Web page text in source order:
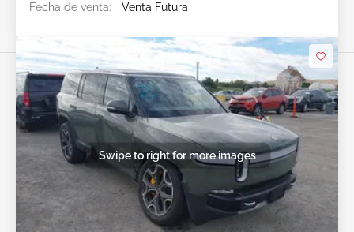
Fecha de venta:
Venta Futura
Swipe to right for more images